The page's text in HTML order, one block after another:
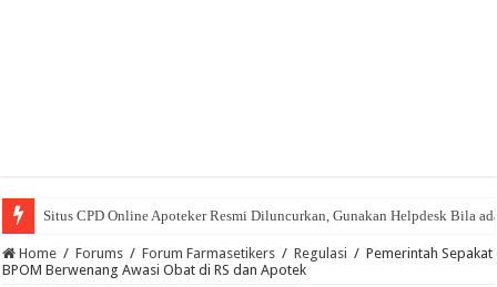
Situs CPD Online Apoteker Resmi Diluncurkan, Gunakan Helpdesk Bila
Home / Forums / Forum Farmasetikers / Regulasi / Pemerintah Sepakat
BPOM Berwenang Awasi Obat di RS dan Apotek